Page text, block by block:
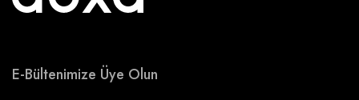
E-Bültenimize Üye Olun